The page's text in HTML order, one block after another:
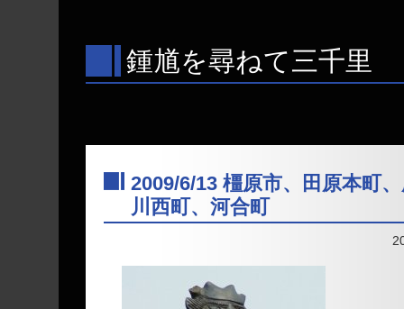
鍾馗を尋ねて三千里
2009/6/13 橿原市、田原本町
川西町、河合町